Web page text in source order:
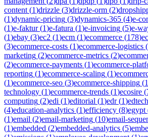
content (1)drizzle (3)drizzle-orm (2)
(1)dynamic-pricing (3)dynamics-365 (4)e-
(1)e-faktur(1)e-fatura (1)e-invoicing (5)e-
(1)ebay (3)ec2 (1)ecm (1)ecommerce (178)
(3)ecommerce-costs (1)ecommerce-logistics (
marketing (2)ecommerce-metrics (2)
(2)ecommerce-payments (1)ecommerce-
reporting (1)ecommerce-scaling (1)
(1)ecommerce-seo (3)ecommerce-shipping (1
technology (1)ecommerce-trends (1)ecosire (
computing (2)edi (1)editorial (1)edr(1)edtech
(4)education-analytics (1)efficiency (8)egypt
(1)email (2)email-marketing (10)email-
(1)embedded (2)embedded-analytics (5)